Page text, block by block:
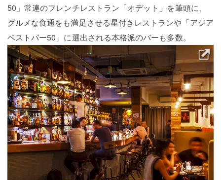
50」常連のフレンチレストラン「オデット」を筆頭に、
グルメな食通をも満足させる星付きレストランや「アジア
ベストバー50」に選出される本格派のバーも多数。